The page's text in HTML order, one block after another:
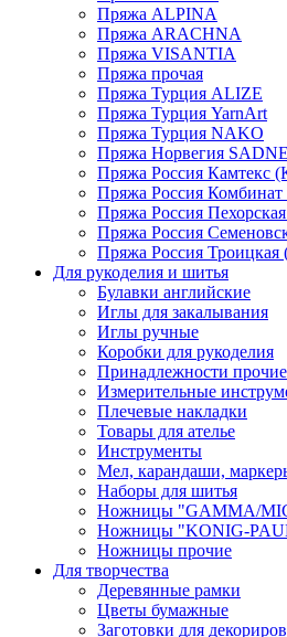
Пряжа ALPINA
Пряжа ARACHNA
Пряжа VISANTIA
Пряжа прочая
Пряжа Турция ALIZE
Пряжа Турция YarnArt
Пряжа Турция NAKO
Пряжа Норвегия
Пряжа Россия Камтекс
Пряжа Россия
Пряжа Россия
Пряжа Россия
Пряжа Россия Троицкая
Для рукоделия и шитья
Булавки английские
Иглы для закалывания
Иглы ручные
Коробки для рукоделия
Принадлежности прочие
Измерительные
Плечевые накладки
Товары для ателье
Инструменты
Мел, карандаши,
Наборы для шитья
Ножницы "GAMMA/
Ножницы "KONIG-
Ножницы прочие
Для творчества
Деревянные рамки
Цветы бумажные
Заготовки для